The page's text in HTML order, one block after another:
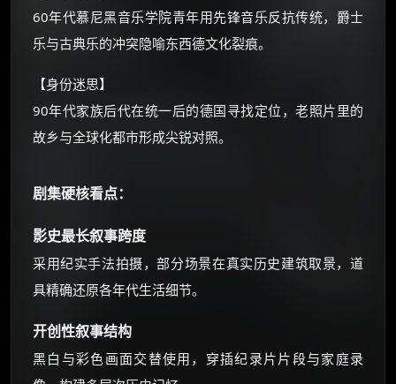
60年代慕尼黑音乐学院青年用先锋音乐反抗传统，爵士
乐与古典乐的冲突隐喻东西德文化裂痕。
【身份迷思】
90年代家族后代在统一后的德国寻找定位，老照片里的
故乡与全球化都市形成尖锐对照。
剧集硬核看点：
影史最长叙事跨度
采用纪实手法拍摄，部分场景在真实历史建筑取景，道
具精确还原各年代生活细节。
开创性叙事结构
黑白与彩色画面交替使用，穿插纪录片片段与家庭录